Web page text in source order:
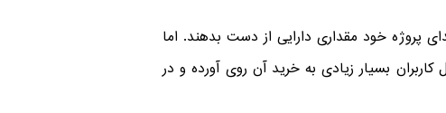
پروژه خود مقداری دارایی از دست بدهند. اما
بسیار زیادی به خرید آن روی آورده و در